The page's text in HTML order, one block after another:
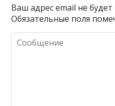
Ваш адрес email не
Обязательные поля